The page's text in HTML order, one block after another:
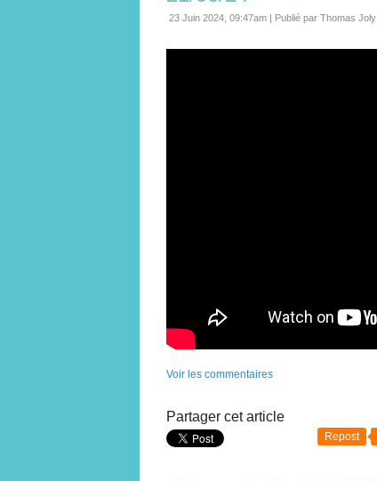
23 Juin 2024, 09:47am | Publié par Thomas Joly
Voir les commentaires
Partager cet article
Repost